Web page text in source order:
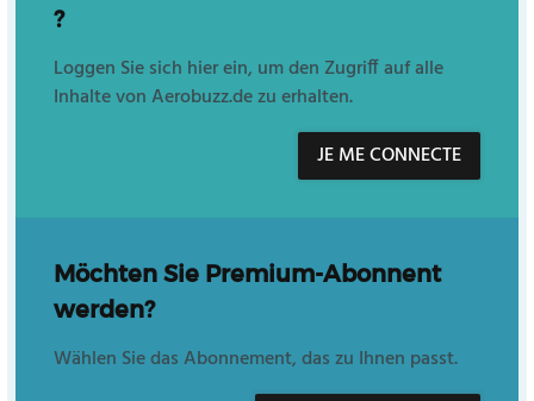
?
Loggen Sie sich hier ein, um den Zugriff auf alle
Inhalte von Aerobuzz.de zu erhalten.
JE ME CONNECTE
Möchten Sie Premium-Abonnent
werden?
Wählen Sie das Abonnement, das zu Ihnen passt.